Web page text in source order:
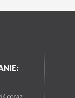
coraz